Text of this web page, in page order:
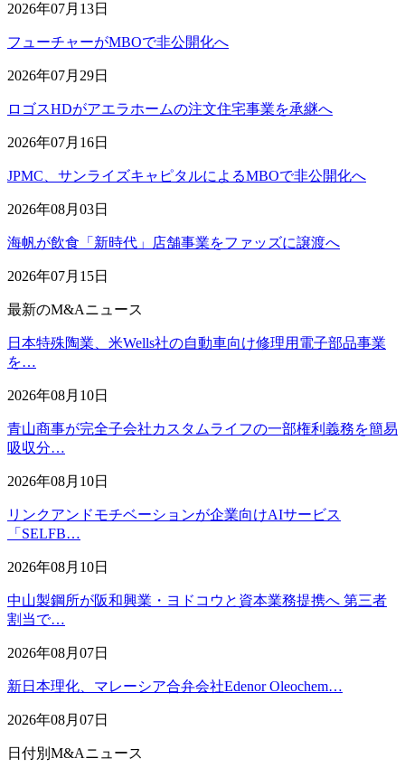
2026年07月13日
フューチャーがMBOで非公開化へ
2026年07月29日
ロゴスHDがアエラホームの注文住宅事業を承継へ
2026年07月16日
JPMC、サンライズキャピタルによるMBOで非公開化へ
2026年08月03日
海帆が飲食「新時代」店舗事業をファッズに譲渡へ
2026年07月15日
最新のM&Aニュース
日本特殊陶業、米Wells社の自動車向け修理用電子部品事業
を…
2026年08月10日
青山商事が完全子会社カスタムライフの一部権利義務を簡易
吸収分…
2026年08月10日
リンクアンドモチベーションが企業向けAIサービス
「SELFB…
2026年08月10日
中山製鋼所が阪和興業・ヨドコウと資本業務提携へ 第三者
割当で…
2026年08月07日
新日本理化、マレーシア合弁会社Edenor Oleochem…
2026年08月07日
日付別M&Aニュース